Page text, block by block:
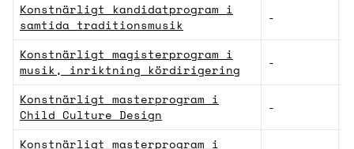
Konstnärligt kandidatprogram i
samtida traditionsmusik
-
Konstnärligt magisterprogram i
musik, inriktning kördirigering
-
Konstnärligt masterprogram i
Child Culture Design
-
Konstnärligt masterprogram i